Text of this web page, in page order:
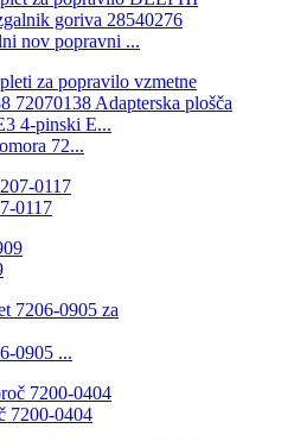
nov popravni ...
72...
0117
0905 ...
7200-0404